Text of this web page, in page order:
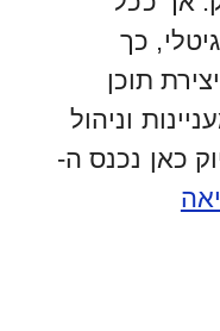
כך
תוכן
וניהול
כאן נכנס ה-